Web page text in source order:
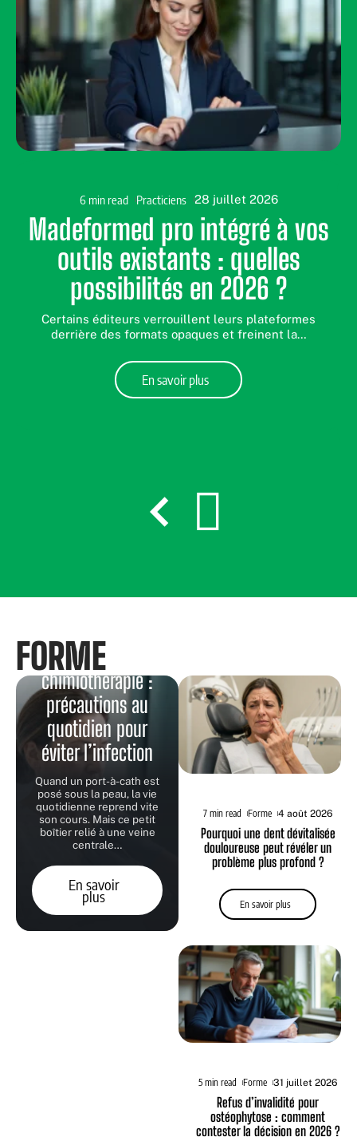
6 min read Practiciens 28 juillet 2026
Madeformed pro intégré à vos
outils existants : quelles
possibilités en 2026 ?
Certains éditeurs verrouillent leurs plateformes
derrière des formats opaques et freinent la…
En savoir plus
FORME
Port à Cath
chimiothérapie :
précautions au
quotidien pour
éviter l’infection
Quand un port-à-cath est
posé sous la peau, la vie
quotidienne reprend vite
son cours. Mais ce petit
boîtier relié à une veine
centrale…
En savoir
plus
7 min read Forme 4 août 2026
Pourquoi une dent dévitalisée
douloureuse peut révéler un
problème plus profond ?
En savoir plus
5 min read Forme 31 juillet 2026
Refus d’invalidité pour
ostéophytose : comment
contester la décision en 2026 ?